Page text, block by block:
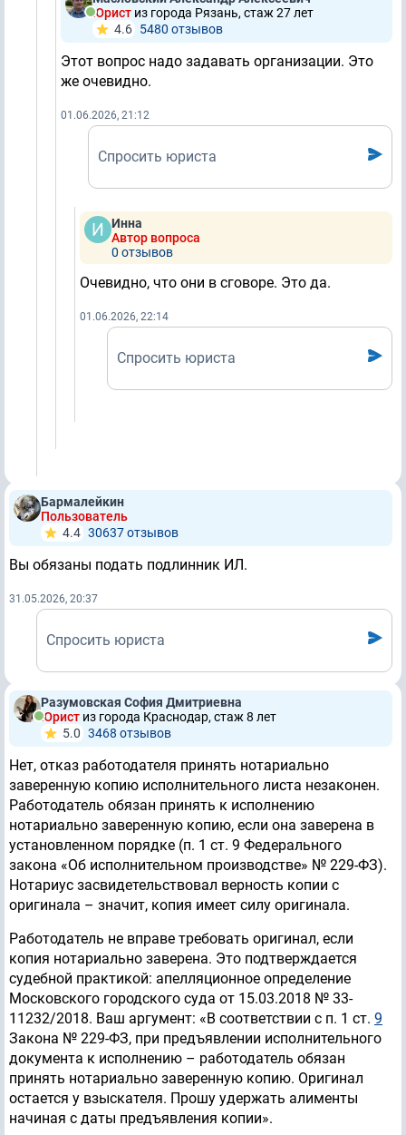
Юрист из города Рязань, стаж 27 лет
4.6 5480 отзывов
Этот вопрос надо задавать организации. Это
же очевидно.
01.06.2026, 21:12
Спросить юриста
Инна
Автор вопроса
0 отзывов
Очевидно, что они в сговоре. Это да.
01.06.2026, 22:14
Спросить юриста
Бармалейкин
Пользователь
4.4 30637 отзывов
Вы обязаны подать подлинник ИЛ.
31.05.2026, 20:37
Спросить юриста
Разумовская София Дмитриевна
Юрист из города Краснодар, стаж 8 лет
5.0 3468 отзывов
Нет, отказ работодателя принять нотариально
заверенную копию исполнительного листа незаконен.
Работодатель обязан принять к исполнению
нотариально заверенную копию, если она заверена в
установленном порядке (п. 1 ст. 9 Федерального
закона «Об исполнительном производстве» № 229-ФЗ).
Нотариус засвидетельствовал верность копии с
оригинала – значит, копия имеет силу оригинала.
Работодатель не вправе требовать оригинал, если
копия нотариально заверена. Это подтверждается
судебной практикой: апелляционное определение
Московского городского суда от 15.03.2018 № 33-
11232/2018. Ваш аргумент: «В соответствии с п. 1 ст. 9
Закона № 229-ФЗ, при предъявлении исполнительного
документа к исполнению – работодатель обязан
принять нотариально заверенную копию. Оригинал
остается у взыскателя. Прошу удержать алименты
начиная с даты предъявления копии».